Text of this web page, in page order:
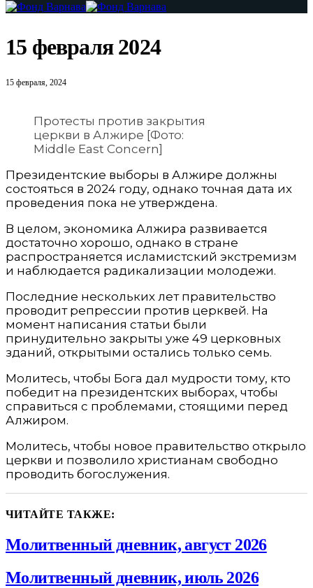
15 февраля 2024
15 февраля, 2024
Протесты против закрытия
церкви в Алжире [Фото:
Middle East Concern]
Президентские выборы в Алжире должны
состояться в 2024 году, однако точная дата их
проведения пока не утверждена.
В целом, экономика Алжира развивается
достаточно хорошо, однако в стране
распространяется исламистский экстремизм
и наблюдается радикализации молодежи.
Последние нескольких лет правительство
проводит репрессии против церквей. На
момент написания статьи были
принудительно закрыты уже 49 церковных
зданий, открытыми остались только семь.
Молитесь, чтобы Бога дал мудрости тому, кто
победит на президентских выборах, чтобы
справиться с проблемами, стоящими перед
Алжиром.
Молитесь, чтобы новое правительство открыло
церкви и позволило христианам свободно
проводить богослужения.
ЧИТАЙТЕ ТАКЖЕ:
Молитвенный дневник, август 2026
Молитвенный дневник, июль 2026